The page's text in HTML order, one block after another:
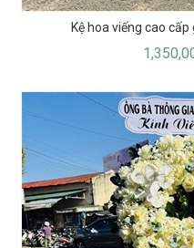
Kệ hoa viếng cao